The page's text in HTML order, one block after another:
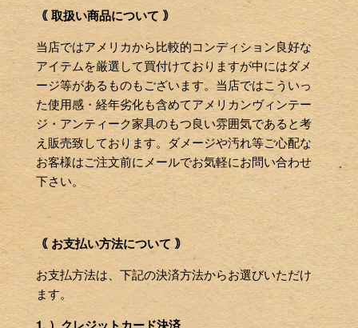
｟ 取扱い商品について ｠
当店ではアメリカから比較的コンディション良好な
アイテムを厳選して買付けておりますが中にはダメ
ージ等があるものもございます。当店ではこういっ
た使用感・経年劣化も含めてアメリカンヴィンテー
ジ・アンティーク家具のもつ良い雰囲気であると考
え販売致しております。ダメージや汚れ等ご心配な
お客様はご注文前にメールでお気軽にお問い合わせ
下さい。
｟ お支払い方法について ｠
お支払方法は、下記の決済方法からお選びいただけ
ます。